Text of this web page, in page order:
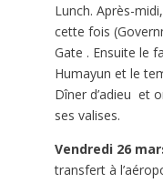
Lunch. Après-
cette fois
Gate . Ensuite le
Humayun et le
Dîner d’adieu et
ses valises.
Vendredi 26
transfert à